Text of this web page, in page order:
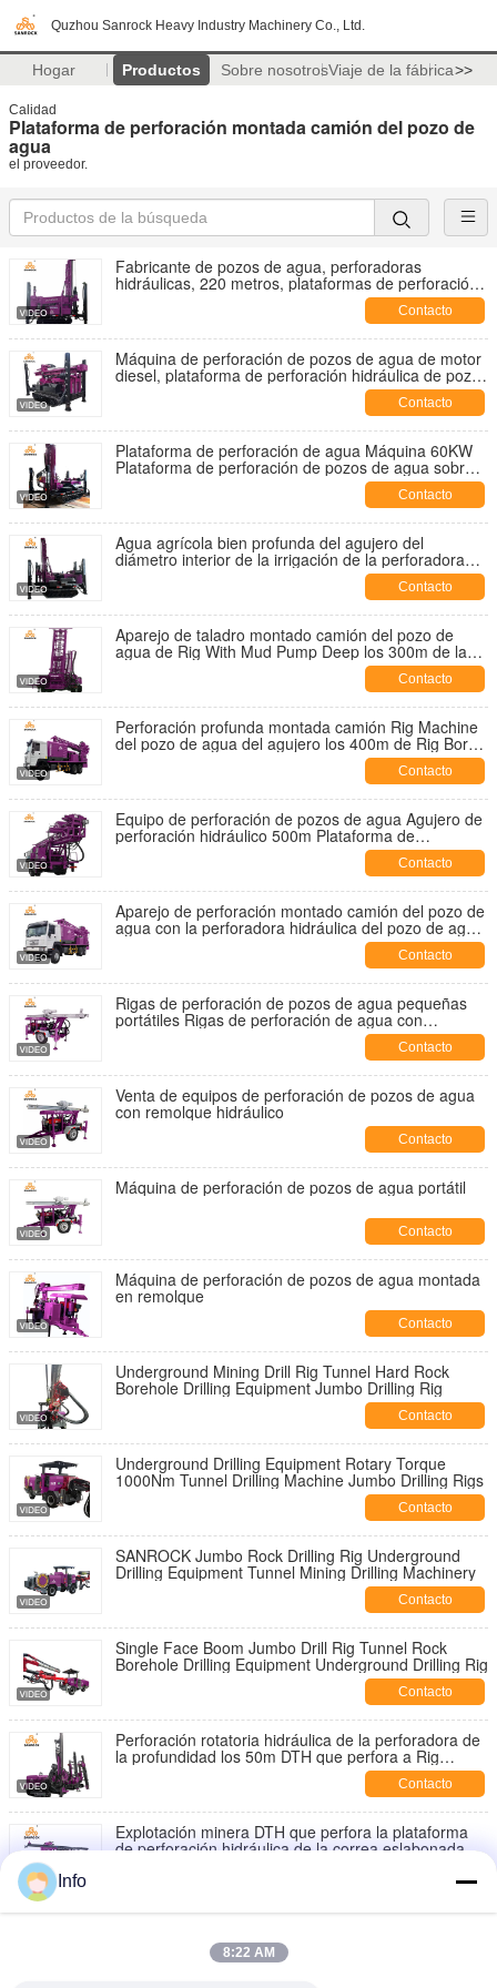
Quzhou Sanrock Heavy Industry Machinery Co., Ltd.
Hogar Productos Sobre nosotrosViaje de la fábrica>>
Calidad
Plataforma de perforación montada camión del pozo de
agua
el proveedor.
Fabricante de pozos de agua, perforadoras
hidráulicas, 220 metros, plataformas de perforación
Contacto
Máquina de perforación de pozos de agua de motor
diesel, plataforma de perforación hidráulica de pozo
Contacto
Plataforma de perforación de agua Máquina 60KW
Plataforma de perforación de pozos de agua sobre
orugas de motor diesel para la venta Contacto
Agua agrícola bien profunda del agujero del
diámetro interior de la irrigación de la perforadora
Contacto
Aparejo de taladro montado camión del pozo de
agua de Rig With Mud Pump Deep los 300m de la
Contacto
Perforación profunda montada camión Rig Machine
del pozo de agua del agujero los 400m de Rig Bore
Contacto
Equipo de perforación de pozos de agua Agujero de
perforación hidráulico 500m Plataforma de
perforación de pozos de agua montada sobre
Contacto
Aparejo de perforación montado camión del pozo de
agua con la perforadora hidráulica del pozo de agua
Contacto
Rigas de perforación de pozos de agua pequeñas
portátiles Rigas de perforación de agua con
Contacto
Venta de equipos de perforación de pozos de agua
con remolque hidráulico
Contacto
Máquina de perforación de pozos de agua portátil
Contacto
Máquina de perforación de pozos de agua montada
en remolque
Contacto
Underground Mining Drill Rig Tunnel Hard Rock
Borehole Drilling Equipment Jumbo Drilling Rig
Contacto
Underground Drilling Equipment Rotary Torque
1000Nm Tunnel Drilling Machine Jumbo Drilling Rigs
Contacto
SANROCK Jumbo Rock Drilling Rig Underground
Drilling Equipment Tunnel Mining Drilling Machinery
Contacto
Single Face Boom Jumbo Drill Rig Tunnel Rock
Borehole Drilling Equipment Underground Drilling Rig
Contacto
Perforación rotatoria hidráulica de la perforadora de
la profundidad los 50m DTH que perfora a Rig
Contacto
Explotación minera DTH que perfora la plataforma
de perforación hidráulica de la correa eslabonada de
eslabonada de la profundidad los 30m de la
perforación de la perforadora de DTH
Info
8:22 AM